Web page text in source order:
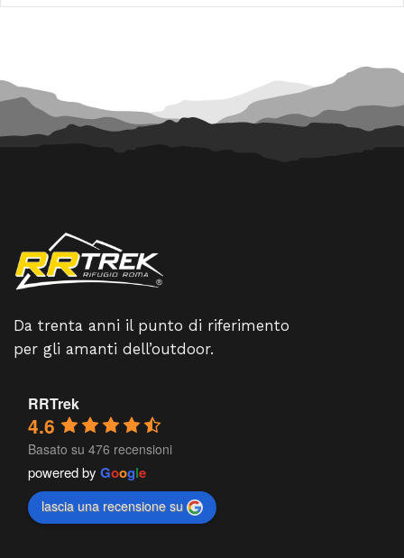
119,95 €.107,96
Da trenta anni il punto di riferimento
per gli amanti dell’outdoor.
RRTrek
4.6
Basato su 476 recensioni
powered by Google
lascia una recensione su